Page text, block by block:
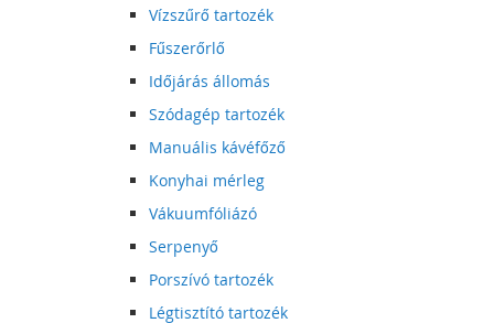
Vízszűrő tartozék
Fűszerőrlő
Időjárás állomás
Szódagép tartozék
Manuális kávéfőző
Konyhai mérleg
Vákuumfóliázó
Serpenyő
Porszívó tartozék
Légtisztító tartozék